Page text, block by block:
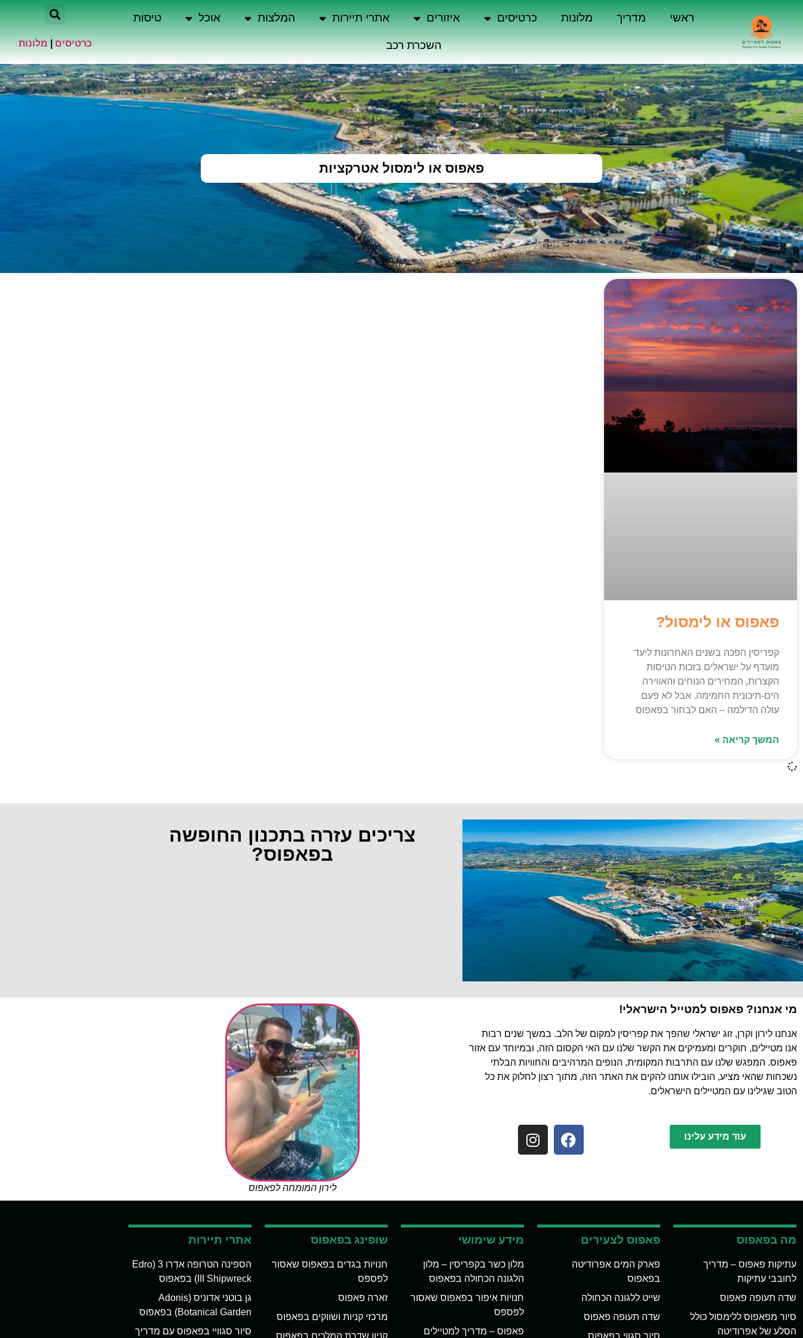
ראשי מדריך מלונות כרטיסים איזורים אתרי תיירות המלצות אוכל טיסות
השכרת רכב כרטיסים מלונות
פאפוס או לימסול אטרקציות
פאפוס או לימסול?
קפריסין הפכה בשנים האחרונות ליעד
מועדף על ישראלים בזכות הטיסות
הקצרות, המחירים הנוחים והאווירה
הים-תיכונית החמימה. אבל לא פעם
עולה הדילמה – האם לבחור בפאפוס
המשך קריאה »
צריכים עזרה בתכנון החופשה
בפאפוס?
מי אנחנו? פאפוס למטייל הישראלי!
אנחנו לירון וקרן, זוג ישראלי שהפך את קפריסין למקום של הלב. במשך שנים רבות
אנו מטיילים, חוקרים ומעמיקים את הקשר שלנו עם האי הקסום הזה, ובמיוחד עם אזור
פאפוס. המפגש שלנו עם התרבות המקומית, הנופים המרהיבים והחוויות הבלתי
נשכחות שהאי מציע, הובילו אותנו להקים את האתר הזה, מתוך רצון לחלוק את כל
הטוב שגילינו עם המטיילים הישראלים.
עוד מידע עלינו
לירון המומחה לפאפוס
מה בפאפוס
עתיקות פאפוס – מדריך
לחובבי עתיקות
שדה תעופה פאפוס
סיור מפאפוס ללימסול כולל
הסלע של אפרודיטה
פאפוס לצעירים
פארק המים אפרודיטה
בפאפוס
שייט ללגונה הכחולה
שדה תעופה פאפוס
מידע שימושי
מלון כשר בקפריסין – מלון
הלגונה הכחולה בפאפוס
חנויות איפור בפאפוס שאסור
לפספס
פאפוס – מדריך למטיילים
שופינג בפאפוס
חנויות בגדים בפאפוס שאסור
לפספס
זארה פאפוס
מרכזי קניות ושווקים בפאפוס
אתרי תיירות
הספינה הטרופה אדְרו 3 (Edro
III Shipwreck) בפאפוס
גן בוטני אדוניס (Adonis
Botanical Garden) בפאפוס
סיור סגוויי בפאפוס עם מדריך